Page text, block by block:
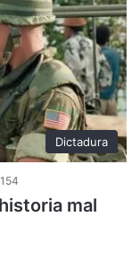
Dictadura
154
mal